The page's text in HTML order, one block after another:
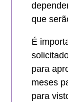
que
É
para
meses
para